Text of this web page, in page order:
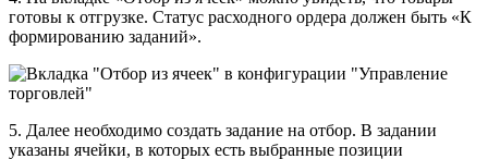
готовы к отгрузке. Статус расходного ордера должен быть «К
формированию заданий».
5. Далее необходимо создать задание на отбор. В задании
указаны ячейки, в которых есть выбранные позиции